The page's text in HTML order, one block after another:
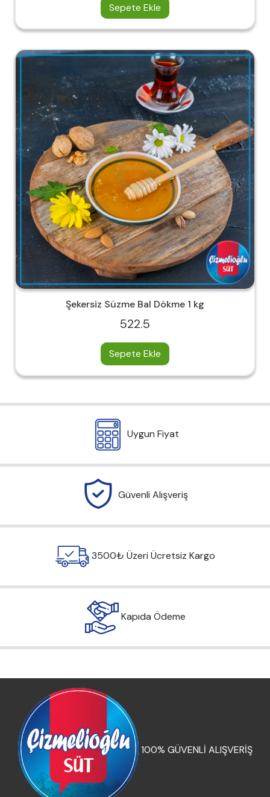
Sepete Ekle
Şekersiz Süzme Bal Dökme 1 kg
522.5
Sepete Ekle
Uygun Fiyat
Güvenli Alışveriş
3500₺ Üzeri Ücretsiz Kargo
Kapıda Ödeme
100% GÜVENLİ ALIŞVERİŞ